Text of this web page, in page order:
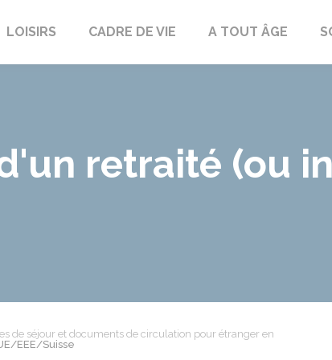
LOISIRS CADRE DE VIE A TOUT ÂGE
retraité (ou
de séjour et documents de circulation pour étranger en
EEE/Suisse